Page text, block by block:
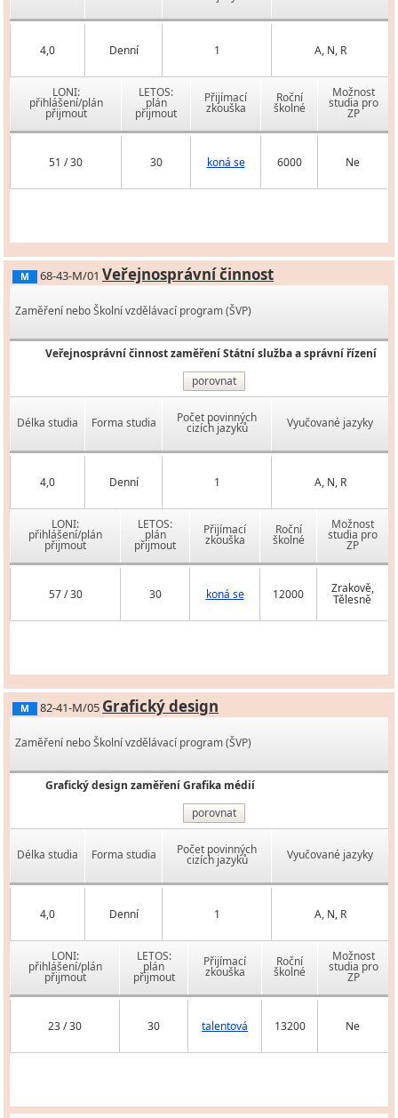
4,0 Denní 1 A, N, R
LONI:
přihlášení/plán
přijmout
LETOS:
plán
přijmout
Přijímací
zkouška
Roční
školné
Možnost
studia pro
ZP
51 / 30 30 koná se 6000 Ne
M 68-43-M/01 Veřejnosprávní činnost
Zaměření nebo Školní vzdělávací program (ŠVP)
Veřejnosprávní činnost zaměření Státní služba a správní řízení
porovnat
Délka studia Forma studia Počet povinných
cizích jazyků Vyučované jazyky
4,0 Denní 1 A, N, R
LONI:
přihlášení/plán
přijmout
LETOS:
plán
přijmout
Přijímací
zkouška
Roční
školné
Možnost
studia pro
ZP
57 / 30 30 koná se 12000 Zrakově,
Tělesně
M 82-41-M/05 Grafický design
Zaměření nebo Školní vzdělávací program (ŠVP)
Grafický design zaměření Grafika médií
porovnat
Délka studia Forma studia Počet povinných
cizích jazyků Vyučované jazyky
4,0 Denní 1 A, N, R
LONI:
přihlášení/plán
přijmout
LETOS:
plán
přijmout
Přijímací
zkouška
Roční
školné
Možnost
studia pro
ZP
23 / 30 30 talentová 13200 Ne